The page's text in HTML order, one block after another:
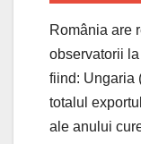
România are
observatorii
fiind: Ungaria
totalul
ale anului